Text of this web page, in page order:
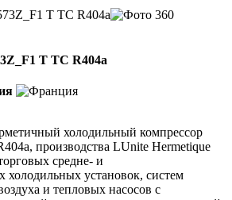
T TC R404a
холодильный компрессор
производства LUnite Hermetique
средне- и
холодильных установок, систем
и тепловых насосов с